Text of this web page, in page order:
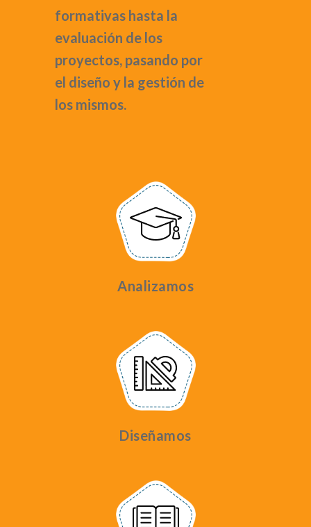
formativas hasta la
evaluación de los
proyectos, pasando por
el diseño y la gestión de
los mismos.
Analizamos
Diseñamos